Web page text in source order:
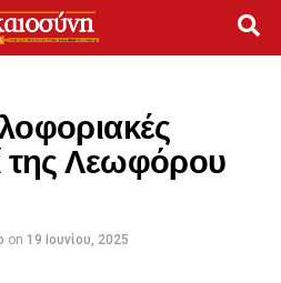
της Λεωφόρου
on 19 Ιουνίου, 2025